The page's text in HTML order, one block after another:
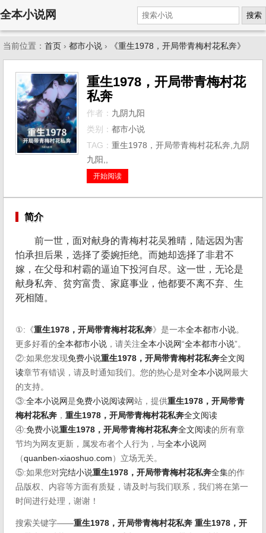
全本小说网 搜索
当前位置： 首页 › 都市小说 › 《重生1978，开局带青梅村花私奔》
重生1978，开局带青梅村花
私奔
作者： 九阴九阳
类别： 都市小说
TAG： 重生1978，开局带青梅村花私奔,九阴
九阳,,
开始阅读
简介
前一世，面对献身的青梅村花吴雅晴，陆远因为害
怕承担后果，选择了委婉拒绝。而她却选择了非君不
嫁，在父母和村霸的逼迫下投河自尽。这一世，无论是
献身私奔、贫穷富贵、家庭事业，他都要不离不弃、生
死相随。
①:《重生1978，开局带青梅村花私奔》是一本全本都市小说。
更多好看的全本都市小说 ，请关注全本小说网“全本都市小说”。
②:如果您发现免费小说重生1978，开局带青梅村花私奔全文阅
读章节有错误，请及时通知我们。您的热心是对全本小说网最大
的支持。
③:全本小说网是免费小说阅读网站，提供重生1978，开局带青
梅村花私奔 ， 重生1978，开局带青梅村花私奔全文阅读
④:免费小说重生1978，开局带青梅村花私奔全文阅读的所有章
节均为网友更新，属发布者个人行为，与全本小说网
（quanben-xiaoshuo.com ）立场无关。
⑤:如果您对完结小说重生1978，开局带青梅村花私奔全集的作
品版权、内容等方面有质疑，请及时与我们联系，我们将在第一
时间进行处理，谢谢！
搜索关键字——重生1978，开局带青梅村花私奔 重生1978，开